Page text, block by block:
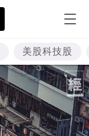
美股科技股